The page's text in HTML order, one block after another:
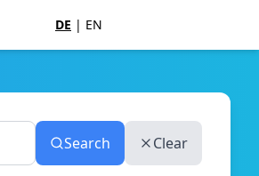
DE | EN
Search Clear